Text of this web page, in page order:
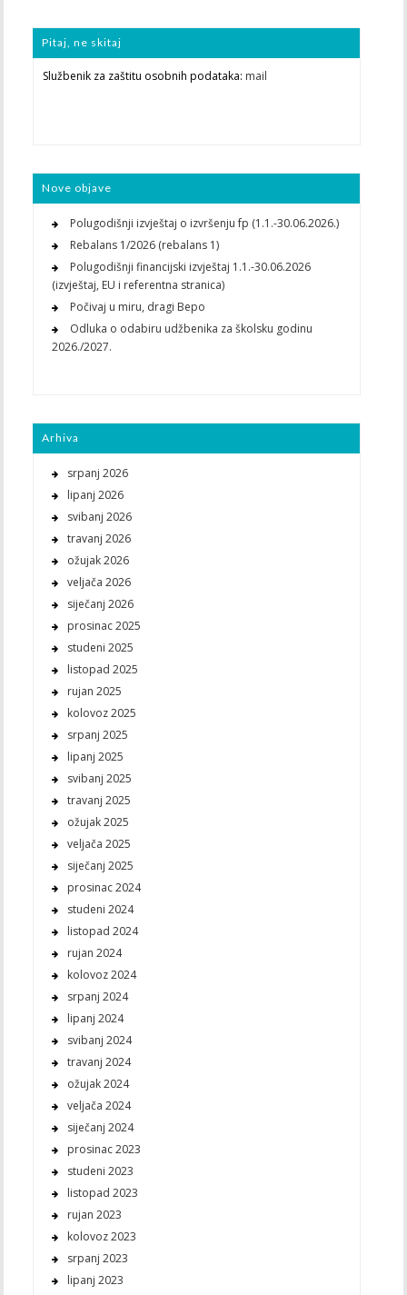
Pitaj, ne skitaj
Službenik za zaštitu osobnih podataka: mail
Nove objave
Polugodišnji izvještaj o izvršenju fp (1.1.-30.06.2026.)
Rebalans 1/2026 (rebalans 1)
Polugodišnji financijski izvještaj 1.1.-30.06.2026
(izvještaj, EU i referentna stranica)
Počivaj u miru, dragi Bepo
Odluka o odabiru udžbenika za školsku godinu
2026./2027.
Arhiva
srpanj 2026
lipanj 2026
svibanj 2026
travanj 2026
ožujak 2026
veljača 2026
siječanj 2026
prosinac 2025
studeni 2025
listopad 2025
rujan 2025
kolovoz 2025
srpanj 2025
lipanj 2025
svibanj 2025
travanj 2025
ožujak 2025
veljača 2025
siječanj 2025
prosinac 2024
studeni 2024
listopad 2024
rujan 2024
kolovoz 2024
srpanj 2024
lipanj 2024
svibanj 2024
travanj 2024
ožujak 2024
veljača 2024
siječanj 2024
prosinac 2023
studeni 2023
listopad 2023
rujan 2023
kolovoz 2023
srpanj 2023
lipanj 2023